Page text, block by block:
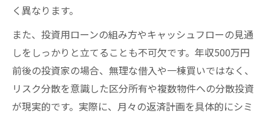
く異なります。
また、投資用ローンの組み方やキャッシュフローの見通
しをしっかりと立てることも不可欠です。年収500万円
前後の投資家の場合、無理な借入や一棟買いではなく、
リスク分散を意識した区分所有や複数物件への分散投資
が現実的です。実際に、月々の返済計画を具体的にシミ